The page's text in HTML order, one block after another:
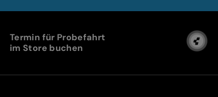
Termin für Probefahrt
im Store buchen